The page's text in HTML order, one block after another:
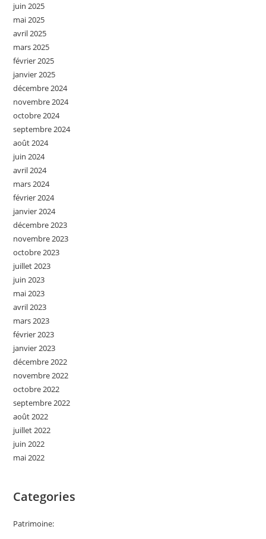
juin 2025
mai 2025
avril 2025
mars 2025
février 2025
janvier 2025
décembre 2024
novembre 2024
octobre 2024
septembre 2024
août 2024
juin 2024
avril 2024
mars 2024
février 2024
janvier 2024
décembre 2023
novembre 2023
octobre 2023
juillet 2023
juin 2023
mai 2023
avril 2023
mars 2023
février 2023
janvier 2023
décembre 2022
novembre 2022
octobre 2022
septembre 2022
août 2022
juillet 2022
juin 2022
mai 2022
Categories
Patrimoine: